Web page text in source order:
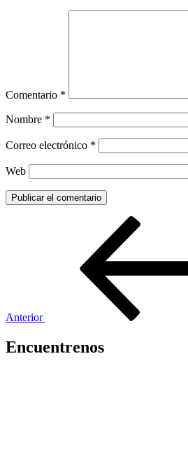
Comentario *
Nombre *
Correo electrónico *
Web
Anterior
Encuentrenos